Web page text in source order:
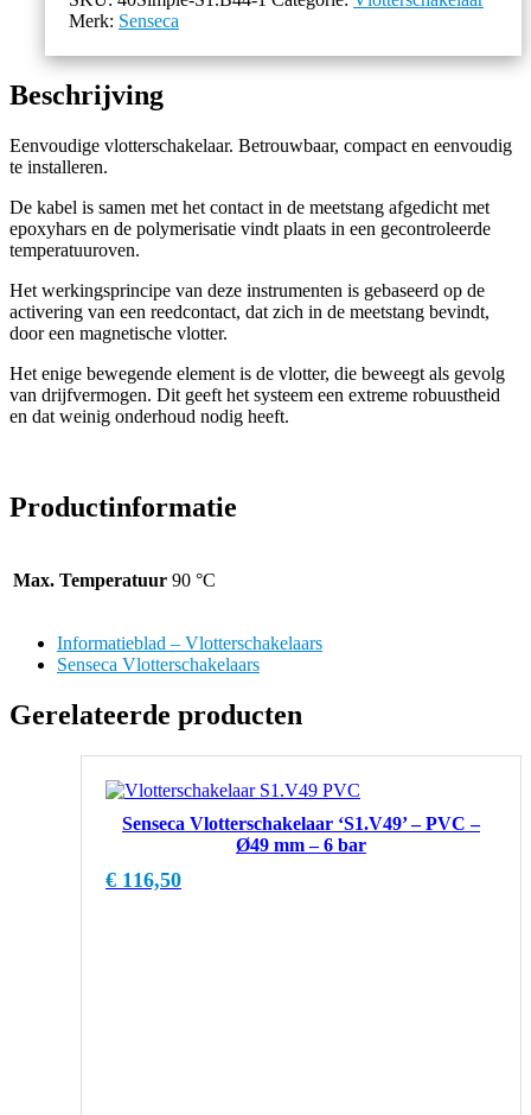
Merk: Senseca
Beschrijving
Eenvoudige vlotterschakelaar. Betrouwbaar, compact en eenvoudig
te installeren.
De kabel is samen met het contact in de meetstang afgedicht met
epoxyhars en de polymerisatie vindt plaats in een gecontroleerde
temperatuuroven.
Het werkingsprincipe van deze instrumenten is gebaseerd op de
activering van een reedcontact, dat zich in de meetstang bevindt,
door een magnetische vlotter.
Het enige bewegende element is de vlotter, die beweegt als gevolg
van drijfvermogen. Dit geeft het systeem een ​​extreme robuustheid
en dat weinig onderhoud nodig heeft.
Productinformatie
Max. Temperatuur 90 °C
Informatieblad – Vlotterschakelaars
Senseca Vlotterschakelaars
Gerelateerde producten
Senseca Vlotterschakelaar ‘S1.V49’ – PVC –
Ø49 mm – 6 bar
€ 116,50